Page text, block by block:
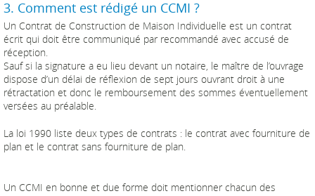
3. Comment est rédigé un CCMI ?
Un Contrat de Construction de Maison Individuelle est un contrat
écrit qui doit être communiqué par recommandé avec accusé de
réception.
Sauf si la signature a eu lieu devant un notaire, le maître de l’ouvrage
dispose d’un délai de réflexion de sept jours ouvrant droit à une
rétractation et donc le remboursement des sommes éventuellement
versées au préalable.
La loi 1990 liste deux types de contrats : le contrat avec fourniture de
plan et le contrat sans fourniture de plan.
Un CCMI en bonne et due forme doit mentionner chacun des